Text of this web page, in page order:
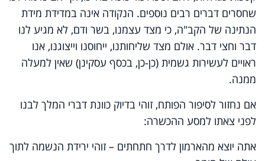
שחסרים דברים רבים נוספים. הנקודה אינה במדידת מידת
הנתינה של הקב"ה, כי מצד עצמנו, בשר ודם, לא מגיע לנו
דבר וחצי דבר. אולם מצד שליחותנו, ייחוסנו וייצוגנו, אנו
ראויים לעשירות גשמית (כן-כן, בכסף עסקינן) שאין למעלה
ממנה.
אם נחזור לסיפור הפותח, זוהי בדיוק כוונת דברי המלך לבנו
לפני צאתו למסע ההכשרה:
אתה יוצא מהארמון לדרך חתחתים – זוהי ירידת הנשמה לתוך